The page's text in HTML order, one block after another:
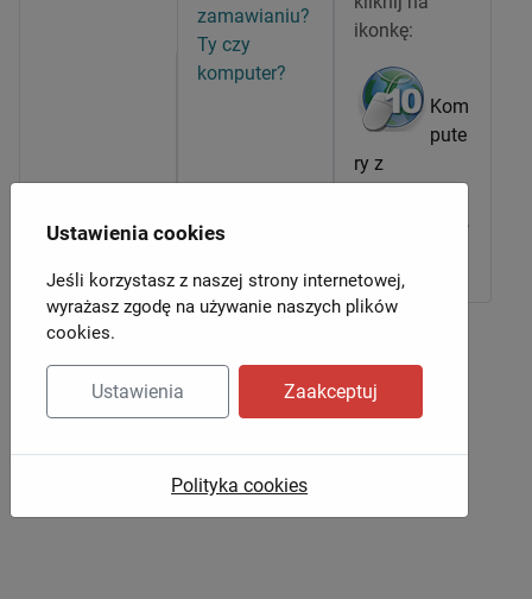
zamawianiu?
Ty czy
komputer?
ikonkę:
Kom
pute
ry z
WIndows 7, 8,
Ustawienia cookies
Jeśli korzystasz z naszej strony internetowej,
wyrażasz zgodę na używanie naszych plików
cookies.
Ustawienia Zaakceptuj
Polityka cookies